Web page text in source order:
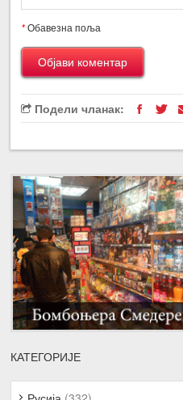
*Обавезна поља
Подели чланак:
КАТЕГОРИЈЕ